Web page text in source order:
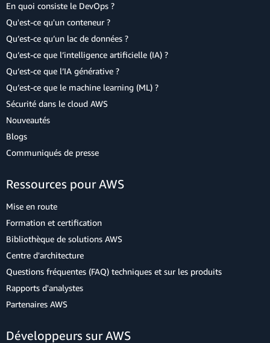
En quoi consiste le DevOps ?
Qu'est-ce qu'un conteneur ?
Qu’est-ce qu’un lac de données ?
Qu’est-ce que l’intelligence artificielle (IA) ?
Qu’est-ce que l’IA générative ?
Qu’est-ce que le machine learning (ML) ?
Sécurité dans le cloud AWS
Nouveautés
Blogs
Communiqués de presse
Ressources pour AWS
Mise en route
Formation et certification
Bibliothèque de solutions AWS
Centre d'architecture
Questions fréquentes (FAQ) techniques et sur les produits
Rapports d'analystes
Partenaires AWS
Développeurs sur AWS